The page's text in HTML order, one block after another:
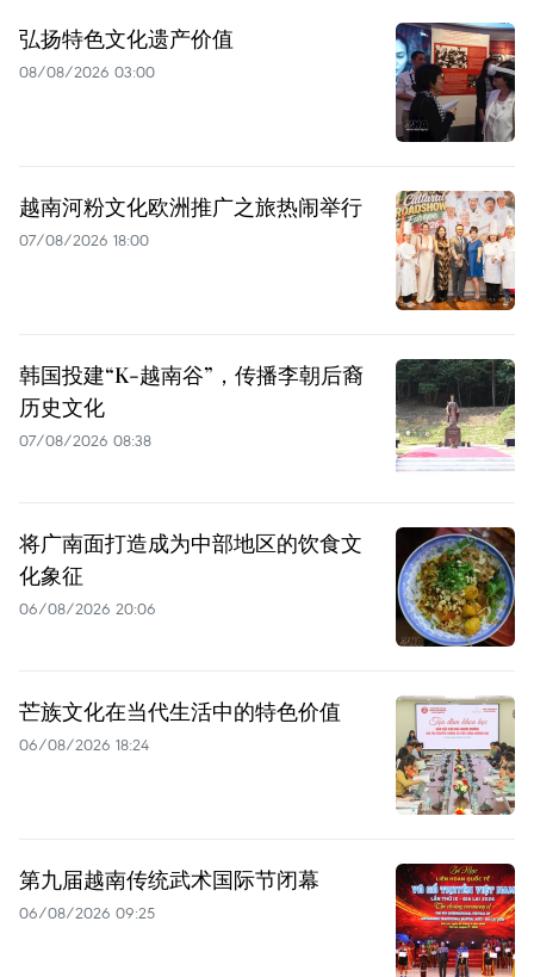
弘扬特色文化遗产价值
08/08/2026 03:00
越南河粉文化欧洲推广之旅热闹举行
07/08/2026 18:00
韩国投建“K-越南谷”，传播李朝后裔
历史文化
07/08/2026 08:38
将广南面打造成为中部地区的饮食文
化象征
06/08/2026 20:06
芒族文化在当代生活中的特色价值
06/08/2026 18:24
第九届越南传统武术国际节闭幕
06/08/2026 09:25